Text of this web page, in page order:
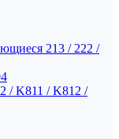
213 / 222 /
/ K811 / K812 /